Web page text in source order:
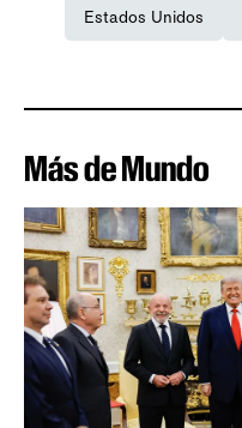
Estados Unidos
Más de Mundo